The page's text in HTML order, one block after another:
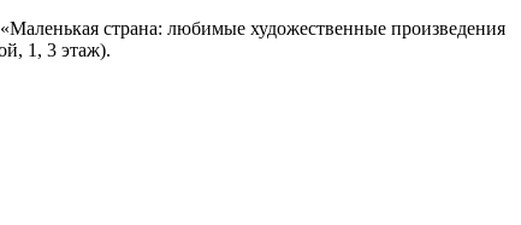
страна: любимые художественные произведения
1, 3 этаж).